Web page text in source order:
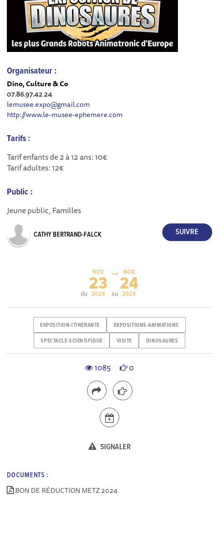
Organisateur :
Dino, Culture & Co
07.86.97.42.24
lemusee.expo@gmail.com
http://www.le-musee-ephemere.com
Tarifs :
Tarif enfants de 2 à 12 ans: 10€
Tarif adultes: 12€
Public :
Jeune public, Familles
CATHY BERTRAND-FALCK
du
NOV.
23
2024 au
NOV.
24
2024
EXPOSITION-ITINERANTE EXPOSITIONS-ANIMATIONS
SPECTACLE-SCIENTIFIQUE VISITE DINOSAURES
1085 0
SIGNALER
DOCUMENTS :
BON DE RÉDUCTION METZ 2024